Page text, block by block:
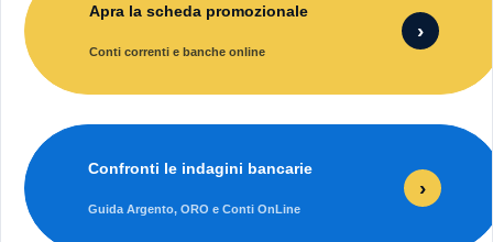
Apra la scheda promozionale
Conti correnti e banche online
›
Confronti le indagini bancarie
Guida Argento, ORO e Conti OnLine
›